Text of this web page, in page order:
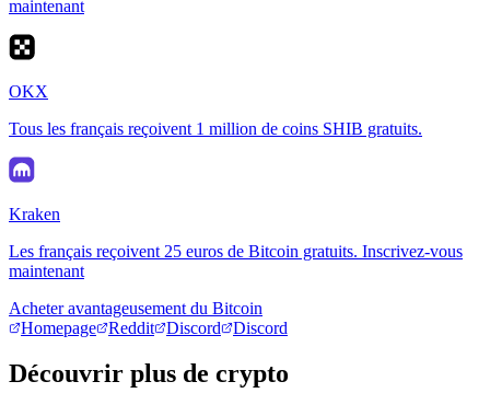
maintenant
OKX
Tous les français reçoivent 1 million de coins SHIB gratuits.
Kraken
Les français reçoivent 25 euros de Bitcoin gratuits. Inscrivez-vous
maintenant
Acheter avantageusement du Bitcoin
Homepage
Reddit Discord Discord
Découvrir plus de crypto